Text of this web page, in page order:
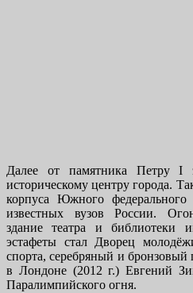
Далее от памятника Петру I
историческому центру города.
корпуса Южного
известных вузов России.
здание театра и
эстафеты стал Дворец
спорта, серебряный и
в Лондоне (2012 г.) Евгений
Паралимпийского огня.